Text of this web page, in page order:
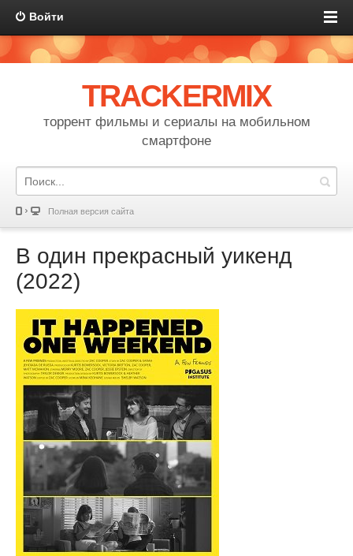
Войти
TRACKERMIX
торрент фильмы и сериалы на мобильном
смартфоне
Полная версия сайта
В один прекрасный уикенд
(2022)